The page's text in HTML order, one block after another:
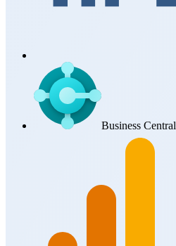
Business Central